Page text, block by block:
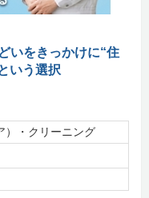
いをきっかけに“住
いう選択
）・クリーニング